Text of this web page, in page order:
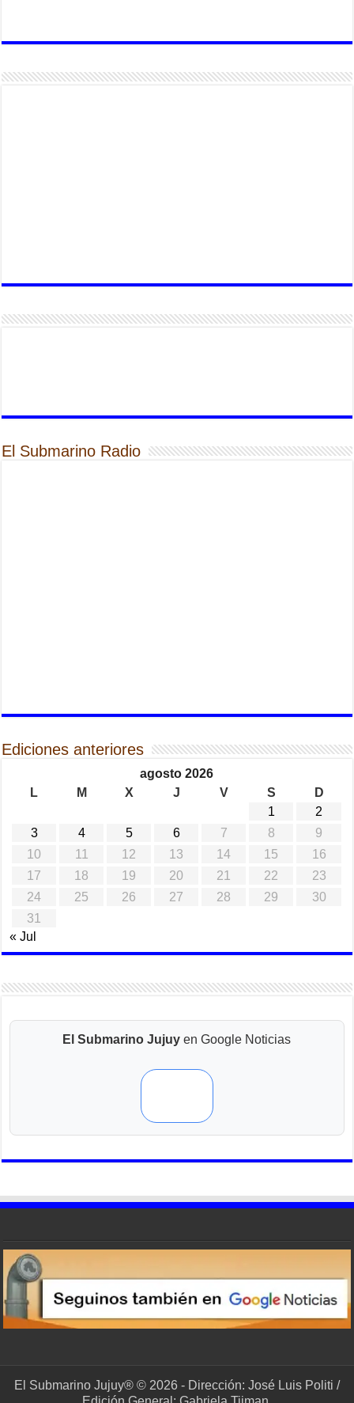
El Submarino Radio
Ediciones anteriores
agosto 2026
L
M X J V S
D
1
2
3
4 5 6 7 8
9
10
11 12 13 14 15
16
17
18 19 20 21 22
23
24
25 26 27 28 29
30
31
« Jul
El Submarino Jujuy en Google Noticias
El Submarino Jujuy® © 2026 - Dirección: José Luis Politi /